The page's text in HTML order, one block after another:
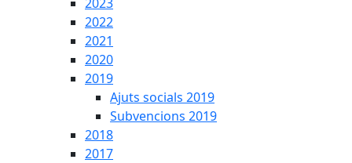
2022
2021
2020
2019
Ajuts socials 2019
Subvencions 2019
2018
2017